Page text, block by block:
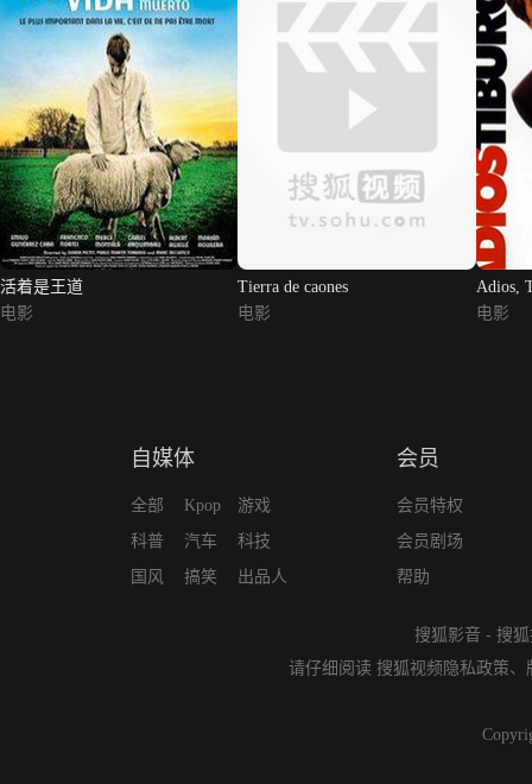
活着是王道
电影
Tierra de caones
电影
Adios,
电影
自媒体
全部
科普
国风
Kpop
汽车
搞笑
游戏
科技
出品人
会员
会员特权
会员剧场
帮助
搜狐影音 - 搜
请仔细阅读 搜狐视频隐私政策、